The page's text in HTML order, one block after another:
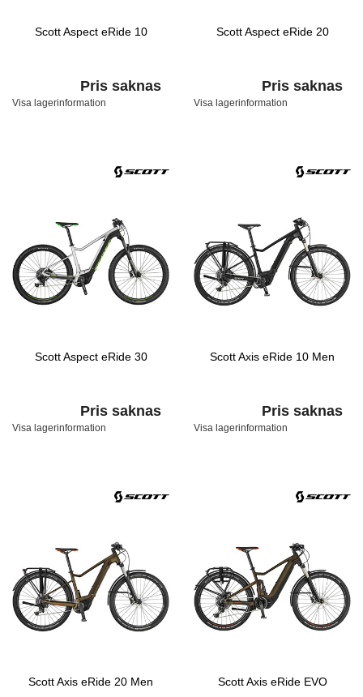
Scott Aspect eRide 10
Pris saknas
Visa lagerinformation
Scott Aspect eRide 20
Pris saknas
Visa lagerinformation
Scott Aspect eRide 30
Pris saknas
Visa lagerinformation
Scott Axis eRide 10 Men
Pris saknas
Visa lagerinformation
Scott Axis eRide 20 Men Scott Axis eRide EVO